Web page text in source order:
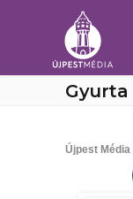
Gyurta
Újpest Média